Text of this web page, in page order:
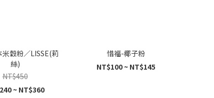
穀粉／LISSE(莉
絲)
NT$450
~ NT$360
惜福-椰子粉
NT$100 ~ NT$145